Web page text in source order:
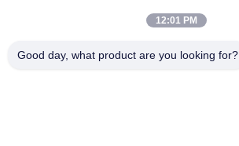
12:01 PM
Good day, what product are you looking for?